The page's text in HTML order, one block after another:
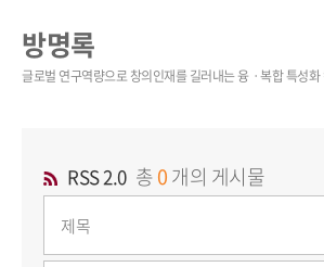
방명록
RSS 2.0 총0개의 게시물